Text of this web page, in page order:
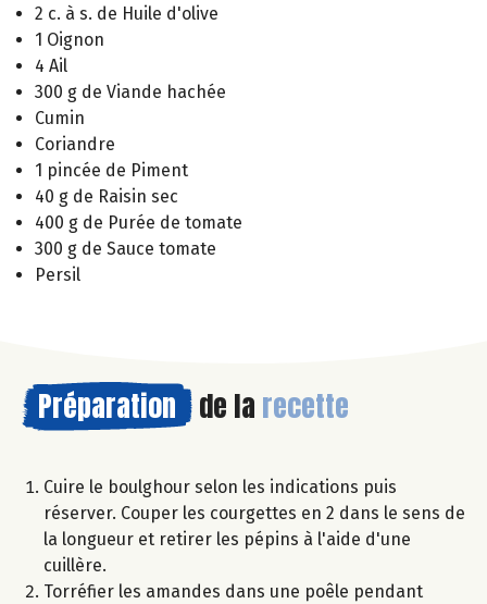
2 c. à s. de Huile d'olive
1 Oignon
4 Ail
300 g de Viande hachée
Cumin
Coriandre
1 pincée de Piment
40 g de Raisin sec
400 g de Purée de tomate
300 g de Sauce tomate
Persil
Préparation de la recette
Cuire le boulghour selon les indications puis
réserver. Couper les courgettes en 2 dans le sens de
la longueur et retirer les pépins à l'aide d'une
cuillère.
Torréfier les amandes dans une poêle pendant